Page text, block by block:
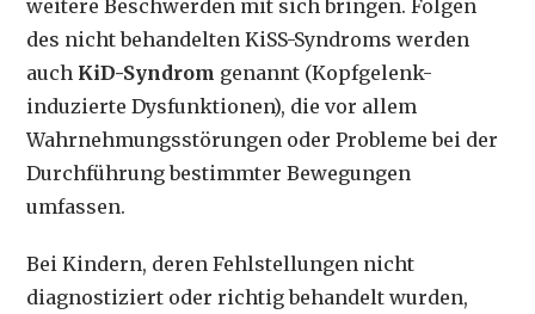
weitere Beschwerden mit sich bringen. Folgen
des nicht behandelten KiSS-Syndroms werden
auch KiD-Syndrom genannt (Kopfgelenk-
induzierte Dysfunktionen), die vor allem
Wahrnehmungsstörungen oder Probleme bei der
Durchführung bestimmter Bewegungen
umfassen.
Bei Kindern, deren Fehlstellungen nicht
diagnostiziert oder richtig behandelt wurden,